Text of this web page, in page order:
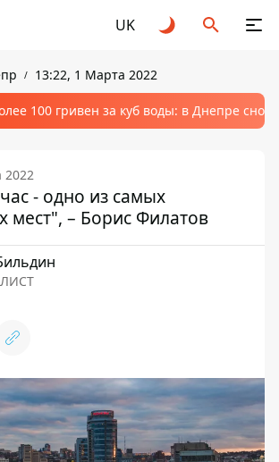
UK
13:22, 1 Марта 2022
100 гривен за куб воды: в Днепре
2022
- одно из самых
мест", – Борис Филатов